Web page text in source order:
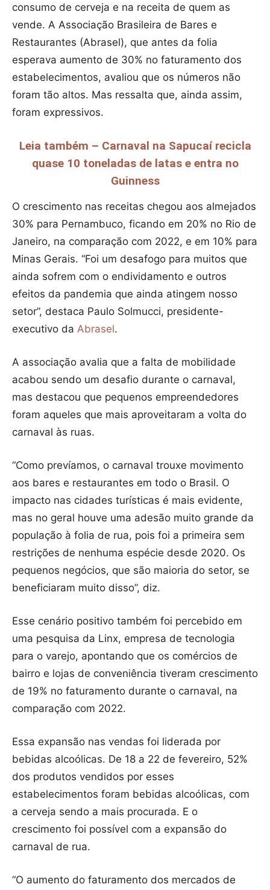
consumo de cerveja e na receita de quem as
vende. A Associação Brasileira de Bares e
Restaurantes (Abrasel), que antes da folia
esperava aumento de 30% no faturamento dos
estabelecimentos, avaliou que os números não
foram tão altos. Mas ressalta que, ainda assim,
foram expressivos.
Leia também – Carnaval na Sapucaí recicla
quase 10 toneladas de latas e entra no
Guinness
O crescimento nas receitas chegou aos almejados
30% para Pernambuco, ficando em 20% no Rio de
Janeiro, na comparação com 2022, e em 10% para
Minas Gerais. “Foi um desafogo para muitos que
ainda sofrem com o endividamento e outros
efeitos da pandemia que ainda atingem nosso
setor”, destaca Paulo Solmucci, presidente-
executivo da Abrasel.
A associação avalia que a falta de mobilidade
acabou sendo um desafio durante o carnaval,
mas destacou que pequenos empreendedores
foram aqueles que mais aproveitaram a volta do
carnaval às ruas.
“Como prevíamos, o carnaval trouxe movimento
aos bares e restaurantes em todo o Brasil. O
impacto nas cidades turísticas é mais evidente,
mas no geral houve uma adesão muito grande da
população à folia de rua, pois foi a primeira sem
restrições de nenhuma espécie desde 2020. Os
pequenos negócios, que são maioria do setor, se
beneficiaram muito disso”, diz.
Esse cenário positivo também foi percebido em
uma pesquisa da Linx, empresa de tecnologia
para o varejo, apontando que os comércios de
bairro e lojas de conveniência tiveram crescimento
de 19% no faturamento durante o carnaval, na
comparação com 2022.
Essa expansão nas vendas foi liderada por
bebidas alcoólicas. De 18 a 22 de fevereiro, 52%
dos produtos vendidos por esses
estabelecimentos foram bebidas alcoólicas, com
a cerveja sendo a mais procurada. E o
crescimento foi possível com a expansão do
carnaval de rua.
“O aumento do faturamento dos mercados de